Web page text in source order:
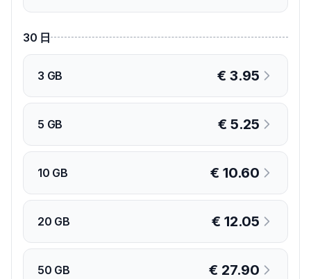
30 日
3 GB € 3.95
5 GB € 5.25
10 GB € 10.60
20 GB € 12.05
50 GB € 27.90